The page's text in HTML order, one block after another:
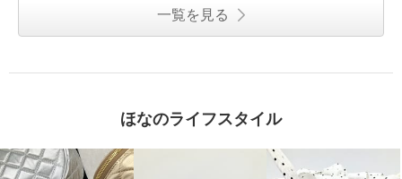
一覧を見る
ほなのライフスタイル